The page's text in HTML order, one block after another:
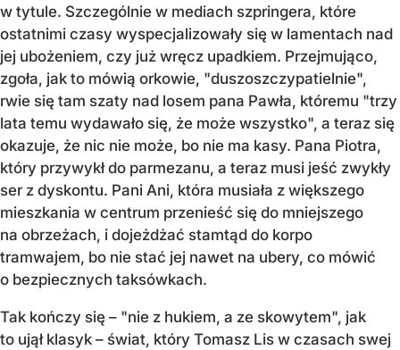
w tytule. Szczególnie w mediach szpringera, które
ostatnimi czasy wyspecjalizowały się w lamentach nad
jej ubożeniem, czy już wręcz upadkiem. Przejmująco,
zgoła, jak to mówią orkowie, "duszoszczypatielnie",
rwie się tam szaty nad losem pana Pawła, któremu "trzy
lata temu wydawało się, że może wszystko", a teraz się
okazuje, że nic nie może, bo nie ma kasy. Pana Piotra,
który przywykł do parmezanu, a teraz musi jeść zwykły
ser z dyskontu. Pani Ani, która musiała z większego
mieszkania w centrum przenieść się do mniejszego
na obrzeżach, i dojeżdżać stamtąd do korpo
tramwajem, bo nie stać jej nawet na ubery, co mówić
o bezpiecznych taksówkach.
Tak kończy się – "nie z hukiem, a ze skowytem", jak
to ujął klasyk – świat, który Tomasz Lis w czasach swej